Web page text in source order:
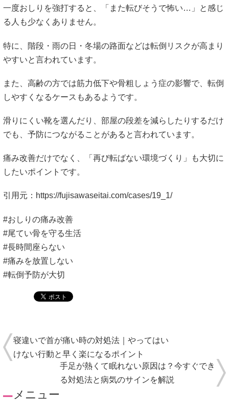
一度おしりを強打すると、「また転びそうで怖い…」と感じ
る人も少なくありません。
特に、階段・雨の日・冬場の路面などは転倒リスクが高まり
やすいと言われています。
また、高齢の方では筋力低下や骨粗しょう症の影響で、転倒
しやすくなるケースもあるようです。
滑りにくい靴を選んだり、部屋の段差を減らしたりするだけ
でも、予防につながることがあると言われています。
痛み改善だけでなく、「再び転ばない環境づくり」も大切に
したいポイントです。
引用元： https://fujisawaseitai.com/cases/19_1/
#おしりの痛み改善
#尾てい骨を守る生活
#長時間座らない
#痛みを放置しない
#転倒予防が大切
寝違いで首が痛い時の対処法｜やってはい
けない行動と早く楽になるポイント
手足が熱くて眠れない原因は？今すぐでき
る対処法と病気のサインを解説
メニュー